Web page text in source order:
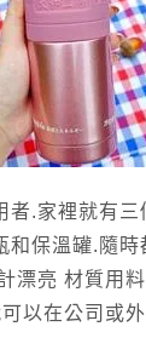
者.家裡就有
和保溫罐.隨
漂亮 材質用
以在公司或